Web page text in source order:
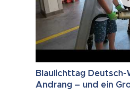
Blaulichttag Deutsch-
Andrang – und ein